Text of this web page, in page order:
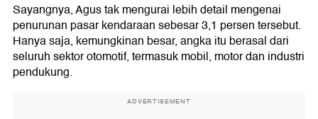
Sayangnya, Agus tak mengurai lebih detail mengenai
penurunan pasar kendaraan sebesar 3,1 persen tersebut.
Hanya saja, kemungkinan besar, angka itu berasal dari
seluruh sektor otomotif, termasuk mobil, motor dan industri
pendukung.
ADVERTISEMENT